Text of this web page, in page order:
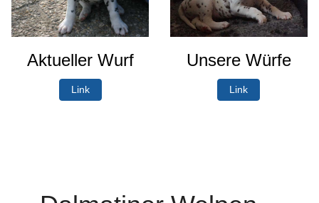
Aktueller Wurf
Link
Unsere Würfe
Link